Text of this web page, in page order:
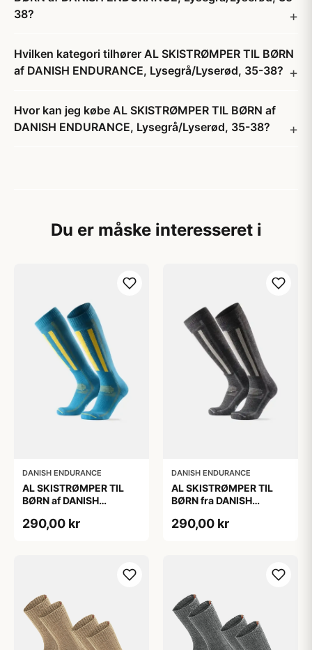
38?
Hvilken kategori tilhører AL SKISTRØMPER TIL BØRN
af DANISH ENDURANCE, Lysegrå/Lyserød, 35-38?
Hvor kan jeg købe AL SKISTRØMPER TIL BØRN af
DANISH ENDURANCE, Lysegrå/Lyserød, 35-38?
Du er måske interesseret i
DANISH ENDURANCE
AL SKISTRØMPER TIL
BØRN af DANISH
35-38
290,00 kr
DANISH ENDURANCE
AL SKISTRØMPER TIL
BØRN fra DANISH
Mørkegrå/Lysegrå, 35-
290,00 kr